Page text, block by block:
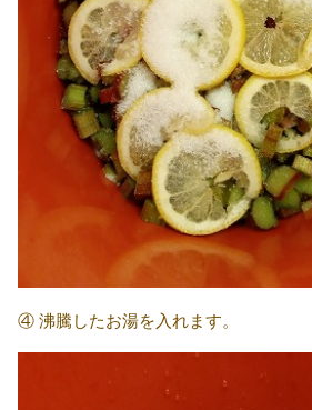
④ 沸騰したお湯を入れます。